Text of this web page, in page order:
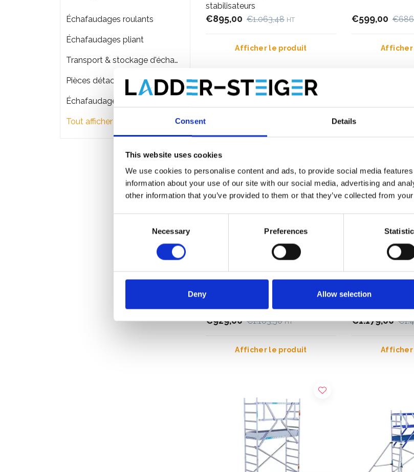
Consent Details
This website uses cookies
We use cookies to personalise content and ads, to provide social media
information about your use of our site with our social media, advertising and
other information that you’ve provided to them or that they’ve collected from
Necessary Preferences
Deny Allow selection
stabilisateurs
€895,00 €1.063,48 HT
Afficher le produit
€599,00
Afficher
Plus de 10 000 clients satisfaits
Échafaudage pliant ASC A-line
hauteur de travail 3,85 m
€929,00 €1.103,50 HT
Afficher le produit
Échafaudage
hauteur travail
€1.179,00
Afficher
Échafaudages roulants
Échafaudages pliant
Transport & stockage d'échafaudage
Pièces détachées
Échafaudages de façade
Tout afficher